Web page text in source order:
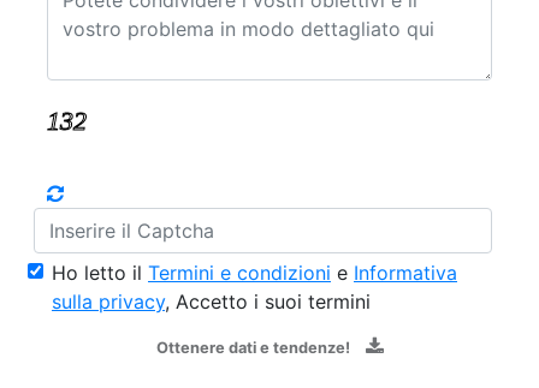
Ho letto il Termini e condizioni e Informativa
sulla privacy, Accetto i suoi termini
Ottenere dati e tendenze!